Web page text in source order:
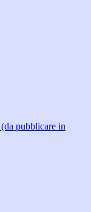
pubblicare in